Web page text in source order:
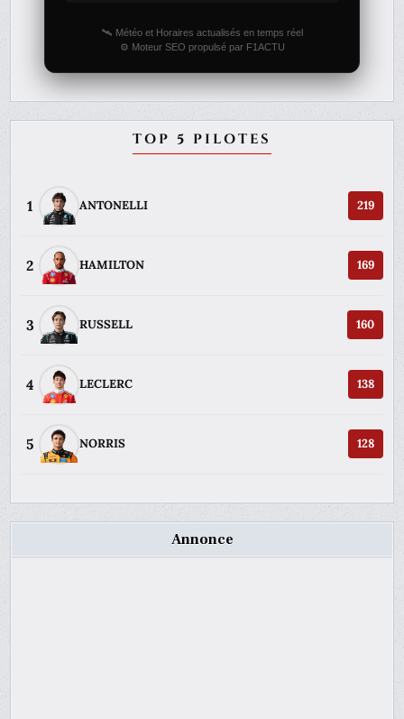
🛰️ Météo et Horaires actualisés en temps réel
⚙️ Moteur SEO propulsé par F1ACTU
TOP 5 PILOTES
1 ANTONELLI 219
2 HAMILTON 169
3 RUSSELL 160
4 LECLERC 138
5 NORRIS 128
Annonce